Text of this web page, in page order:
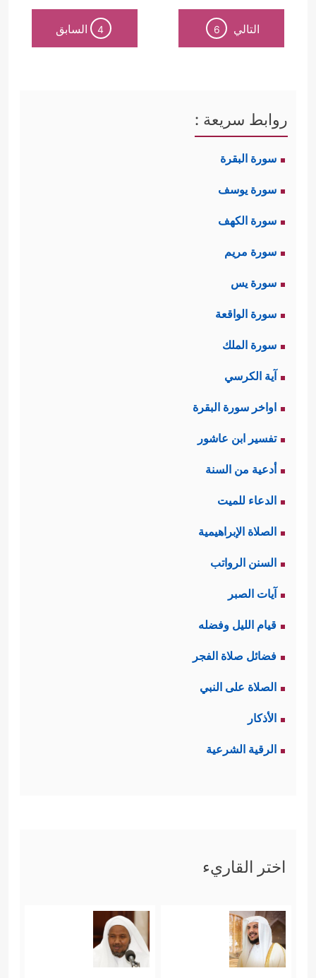
التالي 6
4 السابق
روابط سريعة :
سورة البقرة
سورة يوسف
سورة الكهف
سورة مريم
سورة يس
سورة الواقعة
سورة الملك
آية الكرسي
اواخر سورة البقرة
تفسير ابن عاشور
أدعية من السنة
الدعاء للميت
الصلاة الإبراهيمية
السنن الرواتب
آيات الصبر
قيام الليل وفضله
فضائل صلاة الفجر
الصلاة على النبي
الأذكار
الرقية الشرعية
اختر القاريء